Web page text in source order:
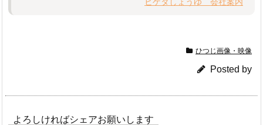
ひつじ画像・映像
Posted by
よろしければシェアお願いします